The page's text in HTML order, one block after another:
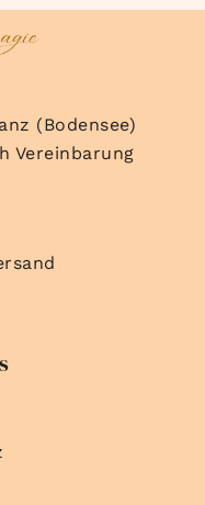
(Bodensee)
Vereinbarung